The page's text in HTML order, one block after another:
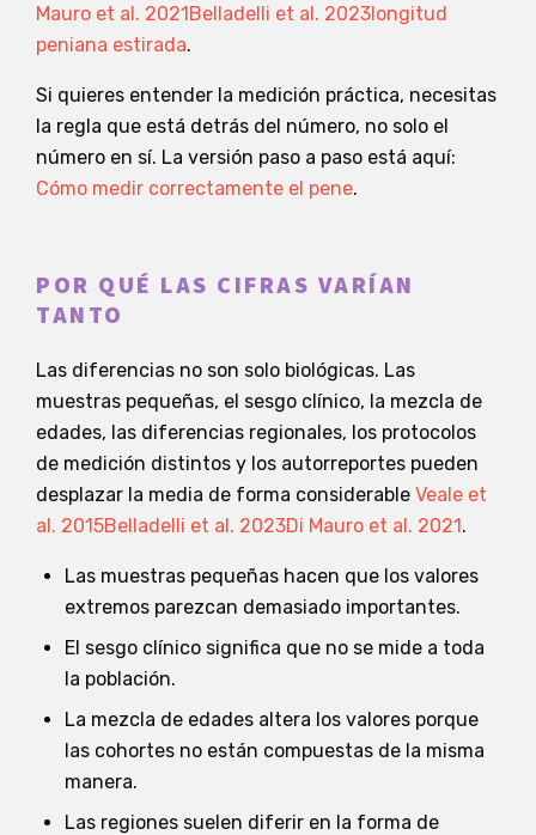
Mauro et al. 2021Belladelli et al. 2023longitud
peniana estirada.
Si quieres entender la medición práctica, necesitas
la regla que está detrás del número, no solo el
número en sí. La versión paso a paso está aquí:
Cómo medir correctamente el pene.
POR QUÉ LAS CIFRAS VARÍAN
TANTO
Las diferencias no son solo biológicas. Las
muestras pequeñas, el sesgo clínico, la mezcla de
edades, las diferencias regionales, los protocolos
de medición distintos y los autorreportes pueden
desplazar la media de forma considerable Veale et
al. 2015Belladelli et al. 2023Di Mauro et al. 2021.
Las muestras pequeñas hacen que los valores
extremos parezcan demasiado importantes.
El sesgo clínico significa que no se mide a toda
la población.
La mezcla de edades altera los valores porque
las cohortes no están compuestas de la misma
manera.
Las regiones suelen diferir en la forma de